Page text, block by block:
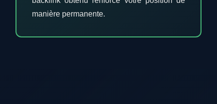
manière permanente.